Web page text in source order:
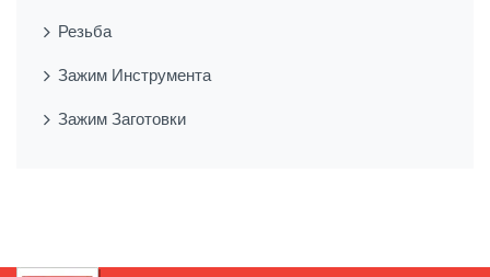
Резьба
Зажим Инструмента
Зажим Заготовки